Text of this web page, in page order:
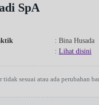
SpA
: Bina Husada
: Lihat disini
tidak sesuai atau ada perubahan